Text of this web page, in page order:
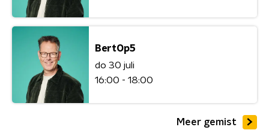
BertOp5
do 30 juli
16:00 - 18:00
Meer gemist